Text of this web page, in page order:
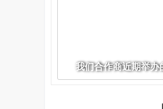
我们合作商近期举办